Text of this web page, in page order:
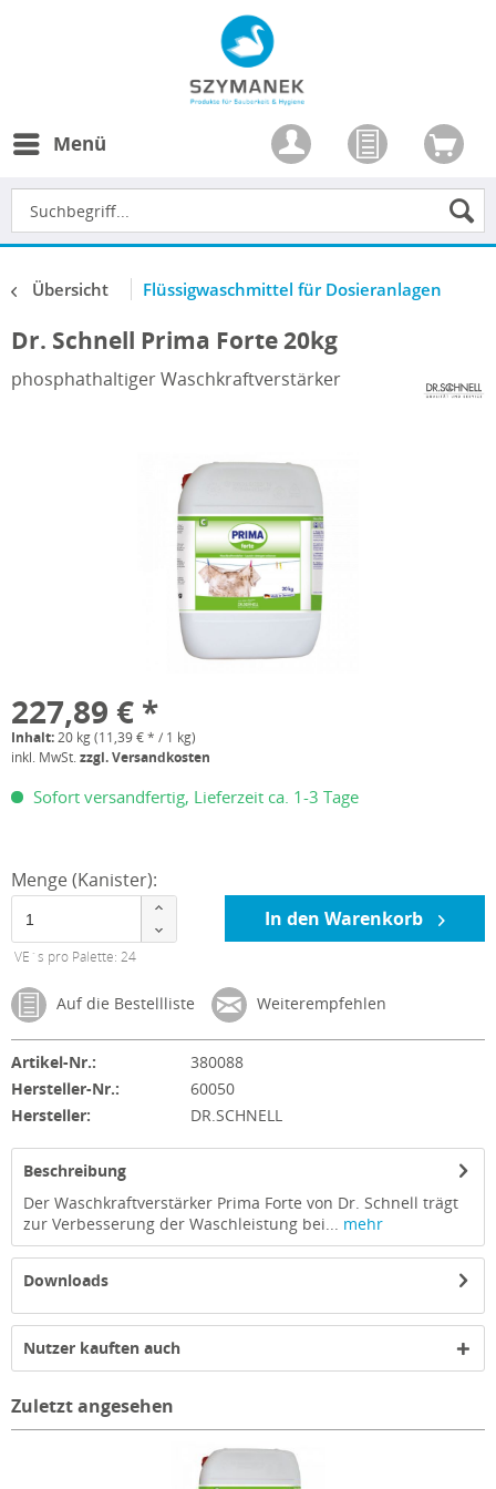
Menü
Übersicht Flüssigwaschmittel für Dosieranlagen
Dr. Schnell Prima Forte 20kg
phosphathaltiger Waschkraftverstärker
227,89 € *
Inhalt:20 kg (11,39 € * / 1 kg)
inkl. MwSt.zzgl. Versandkosten
Sofort versandfertig, Lieferzeit ca. 1-3 Tage
Menge (Kanister):
VE´s pro Palette: 24
In den Warenkorb
Auf die Bestellliste Weiterempfehlen
Artikel-Nr.:
380088
Hersteller-Nr.:
60050
Hersteller:
DR.SCHNELL
Beschreibung
Der Waschkraftverstärker Prima Forte von Dr. Schnell trägt
zur Verbesserung der Waschleistung bei... mehr
Downloads
Nutzer kauften auch
Zuletzt angesehen